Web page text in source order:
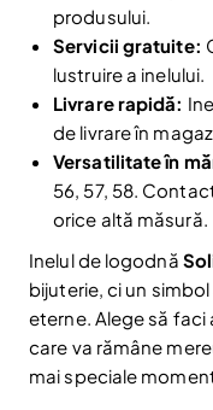
Reduceri și
Fii la curent cu
la newsletter-ul
Email
Am citit și sunt
Nu mai afișa.
produsului.
Servicii gratuite:
lustruire a inelului.
Livrare rapidă:
de livrare în
Versatilitate în
56, 57, 58.
orice altă măsură.
Inelul de logodnă
bijuterie, ci un
eterne. Alege să
care va rămâne
mai speciale